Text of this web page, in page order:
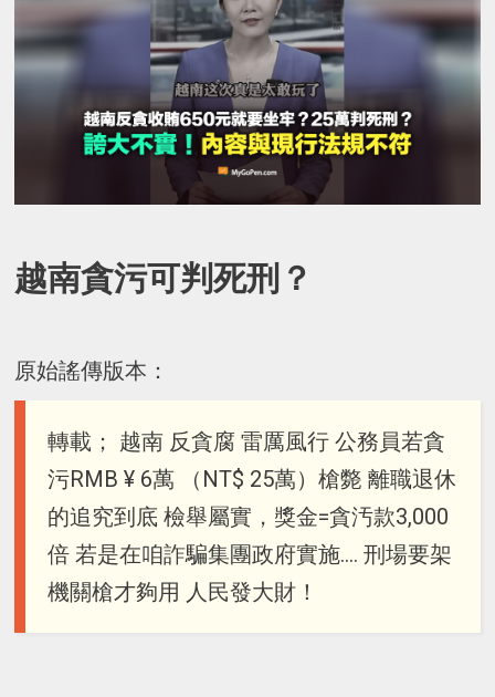
越南貪污可判死刑？
原始謠傳版本：
轉載； 越南 反貪腐 雷厲風行 公務員若貪
污RMB ¥ 6萬 （NT$ 25萬）槍斃 離職退休
的追究到底 檢舉屬實，獎金=貪汚款3,000
倍 若是在咱詐騙集團政府實施.... 刑場要架
機關槍才夠用 人民發大財！